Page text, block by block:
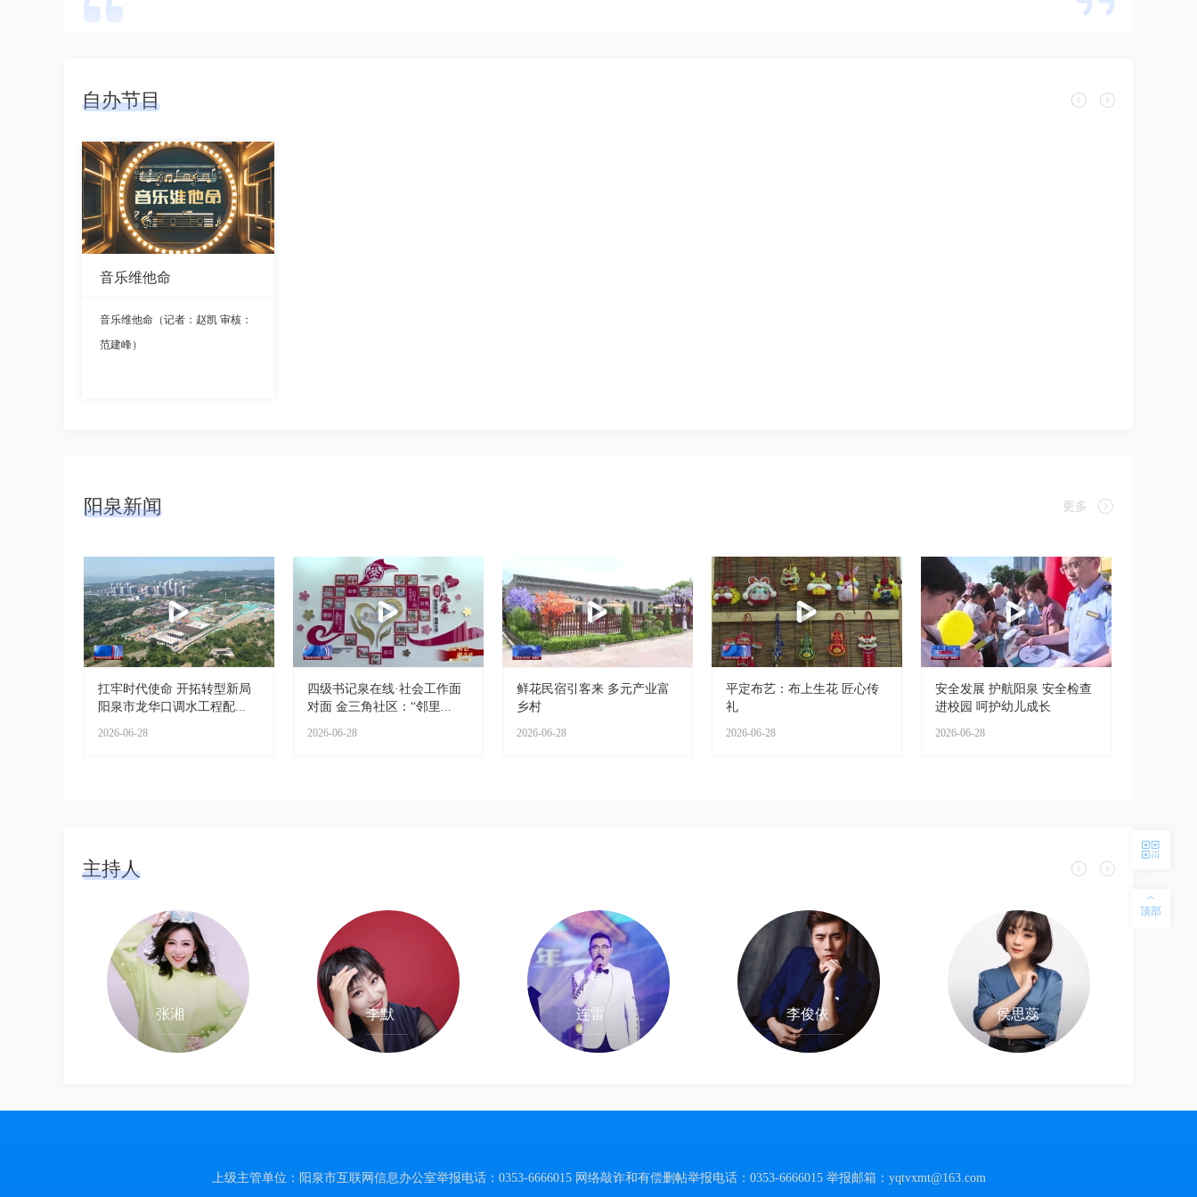
自办节目
音乐维他命
音乐维他命（记者：赵凯 审核：
范建峰）
阳泉新闻 更多
扛牢时代使命 开拓转型新局
阳泉市龙华口调水工程配...
2026-06-28
四级书记泉在线·社会工作面
对面 金三角社区：“邻里...
2026-06-28
鲜花民宿引客来 多元产业富
乡村
2026-06-28
平定布艺：布上生花 匠心传
礼
2026-06-28
安全发展 护航阳泉 安全检查
进校园 呵护幼儿成长
2026-06-28
主持人
张湘 李默 连雷 李俊依 侯思蕊
上级主管单位：阳泉市互联网信息办公室举报电话：0353-6666015 网络敲诈和有偿删帖举报电话：0353-6666015 举报邮箱：yqtvxmt@163.com
顶部